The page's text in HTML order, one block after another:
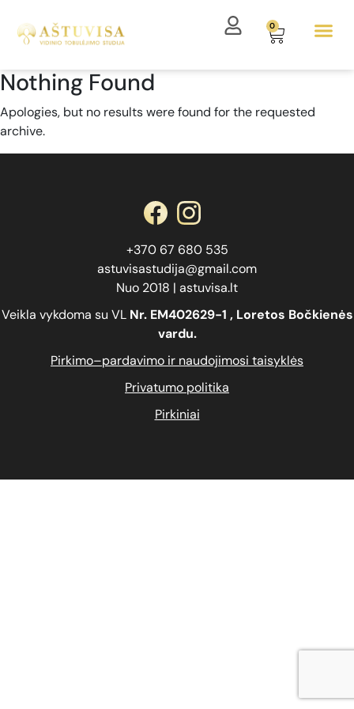
0
Nothing Found
Apologies, but no results were found for the requested
archive.
+370 67 680 535
astuvisastudija@gmail.com
Nuo 2018 | astuvisa.lt
Veikla vykdoma su VL Nr.EM402629-1 , Loretos Bočkienės
vardu.
Pirkimo–pardavimo ir naudojimosi taisyklės
Privatumo politika
Pirkiniai